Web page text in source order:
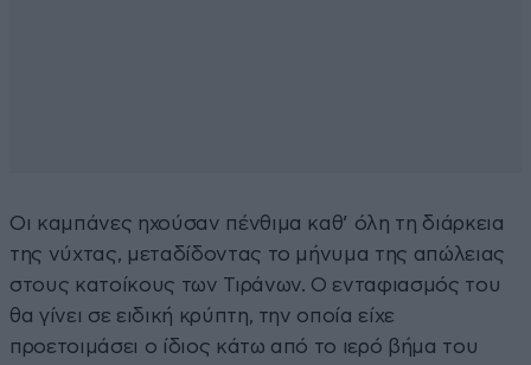
Οι καμπάνες ηχούσαν πένθιμα καθ’ όλη τη διάρκεια
της νύχτας, μεταδίδοντας το μήνυμα της απώλειας
στους κατοίκους των Τιράνων. Ο ενταφιασμός του
θα γίνει σε ειδική κρύπτη, την οποία είχε
προετοιμάσει ο ίδιος κάτω από το ιερό βήμα του